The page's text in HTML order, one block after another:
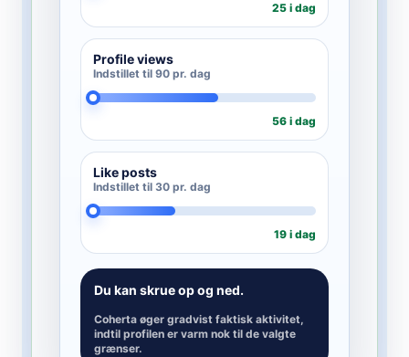
25 i dag
Profile views
Indstillet til 90 pr. dag
56 i dag
Like posts
Indstillet til 30 pr. dag
19 i dag
Du kan skrue op og ned.
Coherta øger gradvist faktisk aktivitet,
indtil profilen er varm nok til de valgte
grænser.